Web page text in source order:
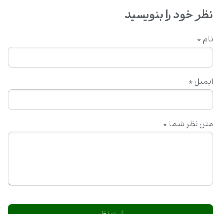
نظر خود را بنویسید
متن نظر شما *
نام *
ایمیل *